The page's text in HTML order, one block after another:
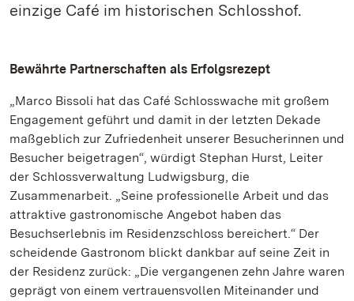
einzige Café im historischen Schlosshof.
Bewährte Partnerschaften als Erfolgsrezept
„Marco Bissoli hat das Café Schlosswache mit großem
Engagement geführt und damit in der letzten Dekade
maßgeblich zur Zufriedenheit unserer Besucherinnen und
Besucher beigetragen“, würdigt Stephan Hurst, Leiter
der Schlossverwaltung Ludwigsburg, die
Zusammenarbeit. „Seine professionelle Arbeit und das
attraktive gastronomische Angebot haben das
Besuchserlebnis im Residenzschloss bereichert.“ Der
scheidende Gastronom blickt dankbar auf seine Zeit in
der Residenz zurück: „Die vergangenen zehn Jahre waren
geprägt von einem vertrauensvollen Miteinander und